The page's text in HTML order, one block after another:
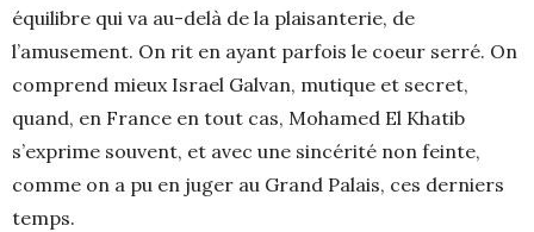
équilibre qui va au-delà de la plaisanterie, de
l’amusement. On rit en ayant parfois le coeur serré. On
comprend mieux Israel Galvan, mutique et secret,
quand, en France en tout cas, Mohamed El Khatib
s’exprime souvent, et avec une sincérité non feinte,
comme on a pu en juger au Grand Palais, ces derniers
temps.